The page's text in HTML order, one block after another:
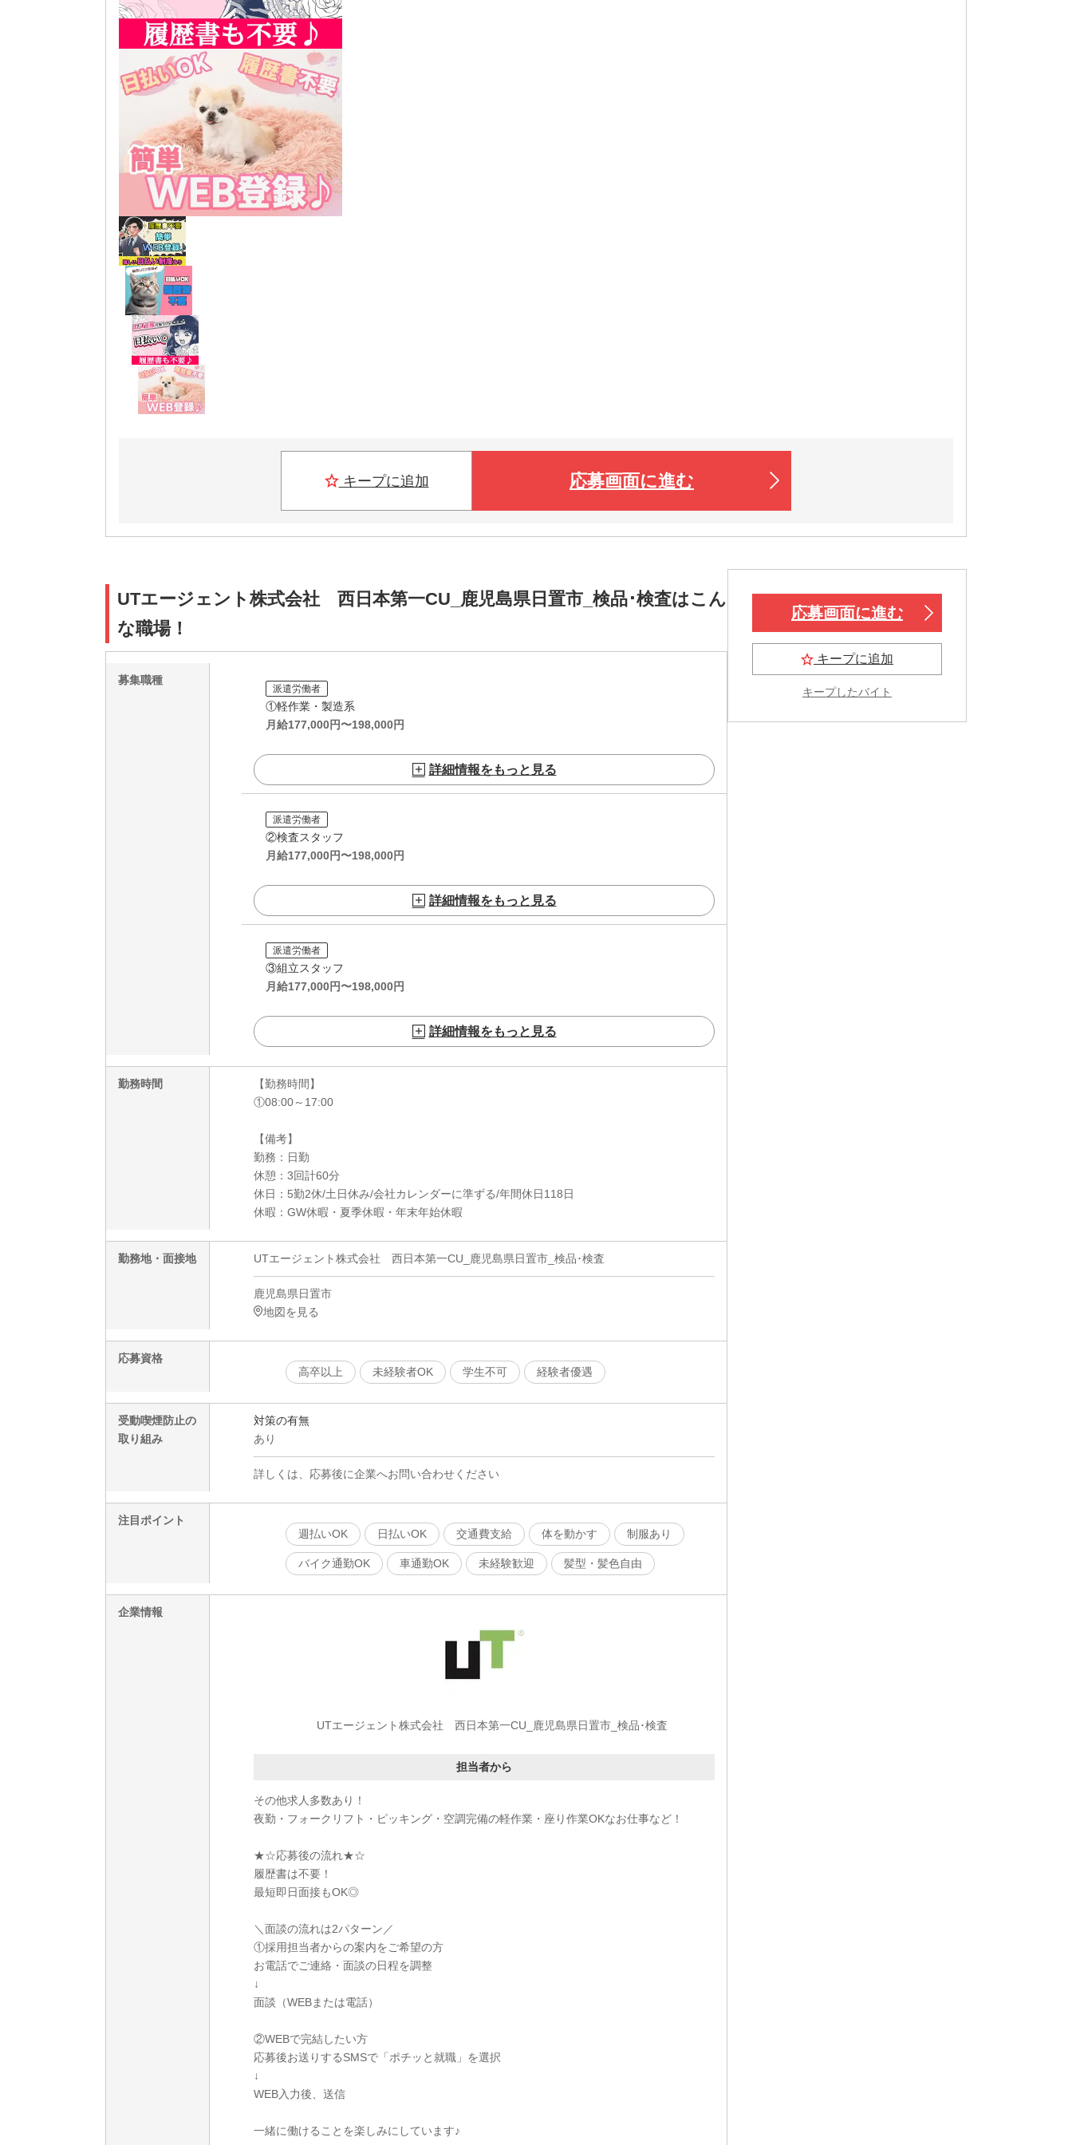
キープに追加 応募画面に進む
UTエージェント株式会社 西日本第一CU_鹿児島県日置市_検品･検査はこん
な職場！
募集職種
派遣労働者
①軽作業・製造系
月給177,000円〜198,000円
詳細情報をもっと見る
派遣労働者
②検査スタッフ
月給177,000円〜198,000円
詳細情報をもっと見る
派遣労働者
③組立スタッフ
月給177,000円〜198,000円
詳細情報をもっと見る
勤務時間
【勤務時間】
①08:00～17:00
【備考】
勤務：日勤
休憩：3回計60分
休日：5勤2休/土日休み/会社カレンダーに準ずる/年間休日118日
休暇：GW休暇・夏季休暇・年末年始休暇
勤務地・面接地 UTエージェント株式会社 西日本第一CU_鹿児島県日置市_検品･検査
鹿児島県日置市
地図を見る
応募資格
高卒以上
未経験者OK 学生不可 経験者優遇
受動喫煙防止の
取り組み
対策の有無
あり
詳しくは、応募後に企業へお問い合わせください
注目ポイント
週払いOK
日払いOK 交通費支給 体を動かす 制服あり
バイク通勤OK 車通勤OK 未経験歓迎 髪型・髪色自由
企業情報
UTエージェント株式会社 西日本第一CU_鹿児島県日置市_検品･検査
担当者から
その他求人多数あり！
夜勤・フォークリフト・ピッキング・空調完備の軽作業・座り作業OKなお仕事など！
★☆応募後の流れ★☆
履歴書は不要！
最短即日面接もOK◎
＼面談の流れは2パターン／
①採用担当者からの案内をご希望の方
お電話でご連絡・面談の日程を調整
↓
面談（WEBまたは電話）
②WEBで完結したい方
応募後お送りするSMSで「ポチッと就職」を選択
↓
WEB入力後、送信
一緒に働けることを楽しみにしています♪
応募画面に進む
キープに追加
キープしたバイト